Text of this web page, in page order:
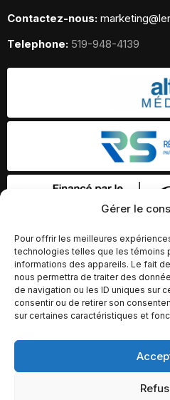
Gérer le
Pour offrir les meilleures
technologies telles que les témoins
informations des appareils. Le fait
nous permettra de traiter des
de navigation ou les ID uniques sur
consentir ou de retirer son
sur certaines caractéristiques et
Contactez-nous:
Telephone: 519-948-4139
© Copyright 2026 – Altomédia Inc
Ce site internet a été conçu et